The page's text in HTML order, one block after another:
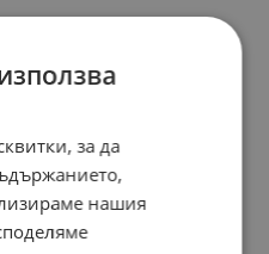
за да
нашия